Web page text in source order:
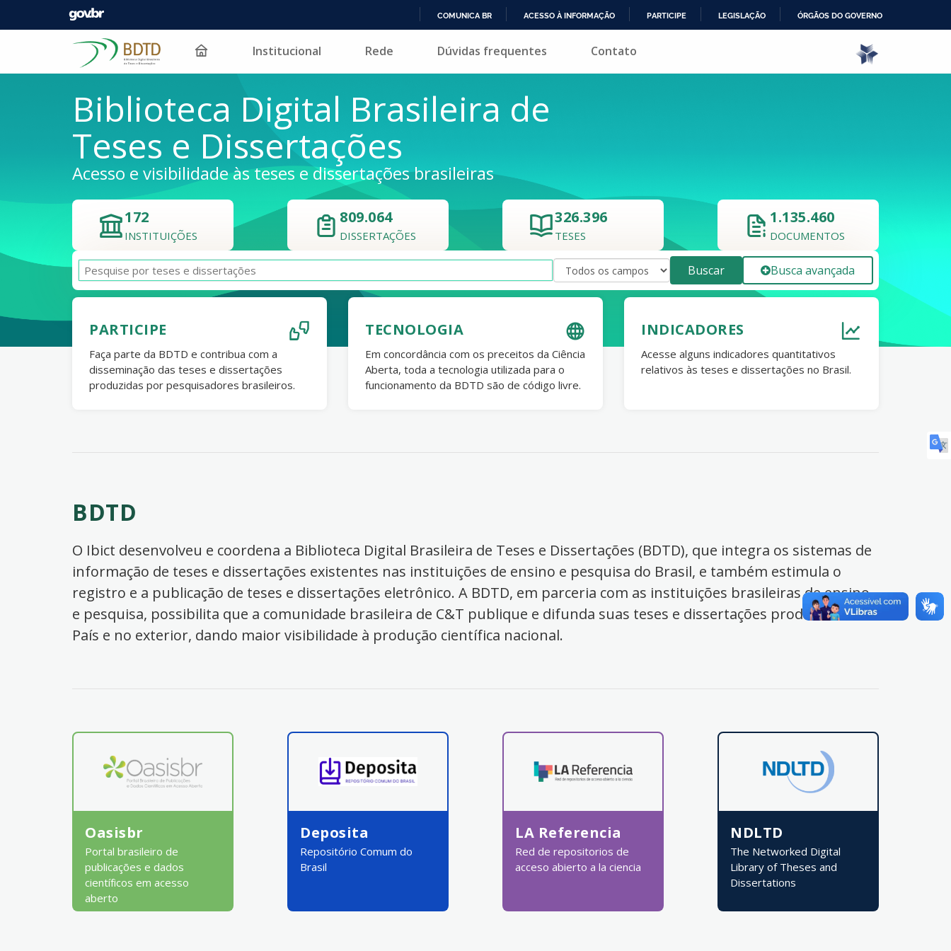
PARA
COMUNICA BR ACESSO À INFORMAÇÃO PARTICIPE LEGISLAÇÃO ÓRGÃOS DO GOVERNO
Pular para o conteúdo Institucional Rede Dúvidas frequentes Contato
Biblioteca Digital Brasileira de
Teses e Dissertações
Acesso e visibilidade às teses e dissertações brasileiras
172
INSTITUIÇÕES
809.064
DISSERTAÇÕES
326.396
TESES
1.135.460
DOCUMENTOS
Buscar Busca avançada
PARTICIPE
Faça parte da BDTD e contribua com a
disseminação das teses e dissertações
produzidas por pesquisadores brasileiros.
TECNOLOGIA
Em concordância com os preceitos da Ciência
Aberta, toda a tecnologia utilizada para o
funcionamento da BDTD são de código livre.
INDICADORES
Acesse alguns indicadores quantitativos
relativos às teses e dissertações no Brasil.
BDTD
O Ibict desenvolveu e coordena a Biblioteca Digital Brasileira de Teses e Dissertações (BDTD), que integra os sistemas de
informação de teses e dissertações existentes nas instituições de ensino e pesquisa do Brasil, e também estimula o
registro e a publicação de teses e dissertações eletrônico. A BDTD, em parceria com as instituições brasileiras de ensino
e pesquisa, possibilita que a comunidade brasileira de C&T publique e difunda suas teses e dissertações produzidas no
País e no exterior, dando maior visibilidade à produção científica nacional.
Oasisbr
Portal brasileiro de
publicações e dados
científicos em acesso
aberto
Deposita
Repositório Comum do
Brasil
LA Referencia
Red de repositorios de
acceso abierto a la ciencia
NDLTD
The Networked Digital
Library of Theses and
Dissertations